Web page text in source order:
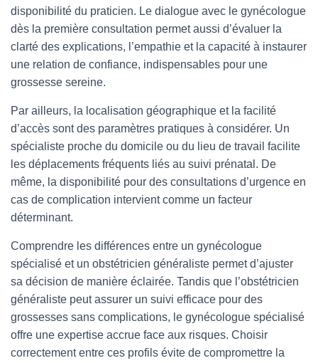
disponibilité du praticien. Le dialogue avec le gynécologue
dès la première consultation permet aussi d’évaluer la
clarté des explications, l’empathie et la capacité à instaurer
une relation de confiance, indispensables pour une
grossesse sereine.
Par ailleurs, la localisation géographique et la facilité
d’accès sont des paramètres pratiques à considérer. Un
spécialiste proche du domicile ou du lieu de travail facilite
les déplacements fréquents liés au suivi prénatal. De
même, la disponibilité pour des consultations d’urgence en
cas de complication intervient comme un facteur
déterminant.
Comprendre les différences entre un gynécologue
spécialisé et un obstétricien généraliste permet d’ajuster
sa décision de manière éclairée. Tandis que l’obstétricien
généraliste peut assurer un suivi efficace pour des
grossesses sans complications, le gynécologue spécialisé
offre une expertise accrue face aux risques. Choisir
correctement entre ces profils évite de compromettre la